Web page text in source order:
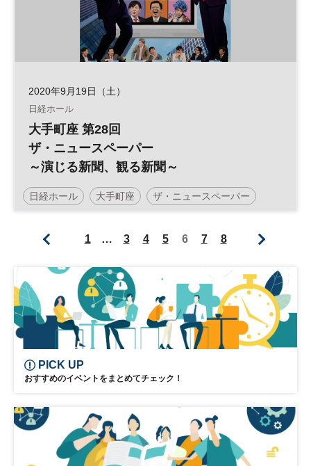
2020年9月19日（土）
日経ホール
大手町座 第28回
ザ・ニュースペーパー
～演じる新聞、観る新聞～
日経ホール 大手町座 ザ・ニュースペーパー
1 … 3 4 5 6 7 8
PICK UP
おすすめのイベントをまとめてチェック！